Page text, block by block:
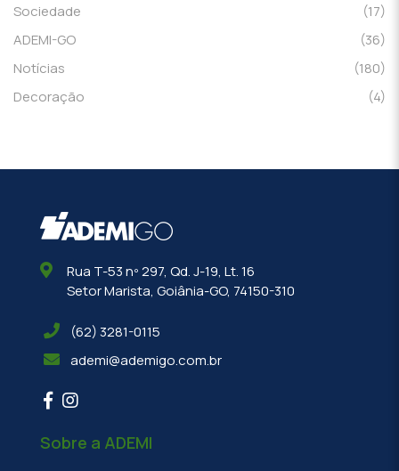
Sociedade
(17)
ADEMI-GO
(36)
Notícias
(180)
Decoração
(4)
Rua T-53 nº 297, Qd. J-19, Lt. 16
Setor Marista, Goiânia-GO, 74150-310
(62) 3281-0115
ademi@ademigo.com.br
Sobre a ADEMI